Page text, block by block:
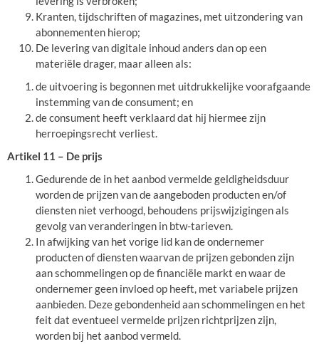
Kranten, tijdschriften of magazines, met uitzondering van
abonnementen hierop;
De levering van digitale inhoud anders dan op een
materiële drager, maar alleen als:
de uitvoering is begonnen met uitdrukkelijke voorafgaande
instemming van de consument; en
de consument heeft verklaard dat hij hiermee zijn
herroepingsrecht verliest.
Artikel 11 – De prijs
Gedurende de in het aanbod vermelde geldigheidsduur
worden de prijzen van de aangeboden producten en/of
diensten niet verhoogd, behoudens prijswijzigingen als
gevolg van veranderingen in btw-tarieven.
In afwijking van het vorige lid kan de ondernemer
producten of diensten waarvan de prijzen gebonden zijn
aan schommelingen op de financiële markt en waar de
ondernemer geen invloed op heeft, met variabele prijzen
aanbieden. Deze gebondenheid aan schommelingen en het
feit dat eventueel vermelde prijzen richtprijzen zijn,
worden bij het aanbod vermeld.